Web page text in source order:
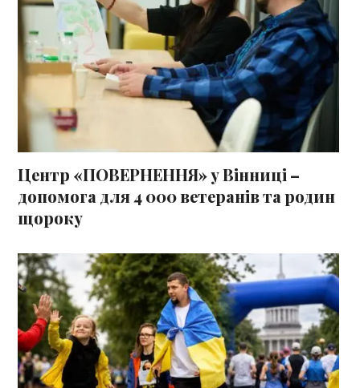
Центр «ПОВЕРНЕННЯ» у Вінниці –
допомога для 4 000 ветеранів та родин
щороку